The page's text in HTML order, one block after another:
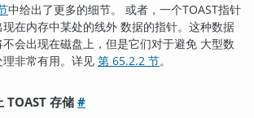
中给出了更多的细节。 或者，一个TOAST指针
在内存中某处的线外 数据的指针。这种数据
会出现在磁盘上，但是它们对于避免 大型数
非常有用。详见 第 65.2.2 节。
TOAST 存储#